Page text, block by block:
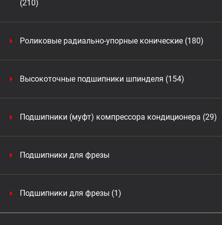
(210)
Роликовые радиально-упорные конические (180)
Высокоточные подшипники шпинделя (154)
Подшипники (муфт) компрессора кондиционера (29)
Подшипники для фрезы
Подшипники для фрезы (1)